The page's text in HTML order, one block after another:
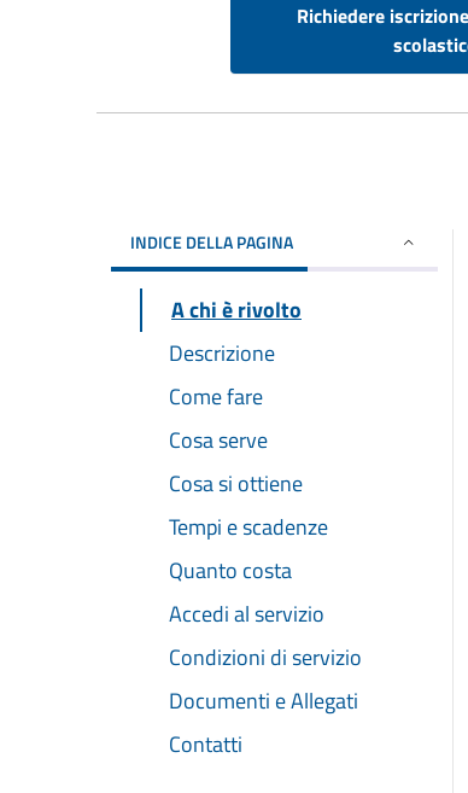
Richiedere
INDICE DELLA PAGINA
A chi è rivolto
Descrizione
Come fare
Cosa serve
Cosa si ottiene
Tempi e scadenze
Quanto costa
Accedi al servizio
Condizioni di servizio
Documenti e Allegati
Contatti